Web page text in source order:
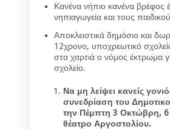
Κανένα νήπιο κανένα βρέφος
νηπιαγωγεία και τους
Αποκλειστικά δημόσιο και
12χρονο, υποχρεωτικό
στα χαρτιά ο νόμος έκτρωμα
σχολείο.
Να μη λείψει κανείς
συνεδρίαση του
την Πέμπτη 3 Οκτώβρη,
θέατρο Αργοστολίου.